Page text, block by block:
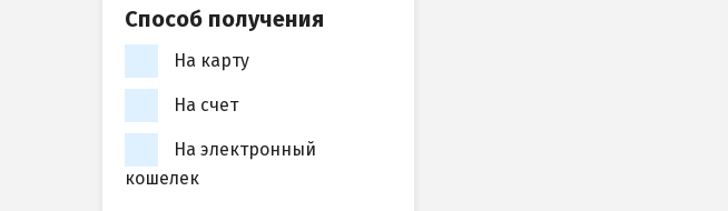
Способ получения
На карту
На счет
На электронный
кошелек